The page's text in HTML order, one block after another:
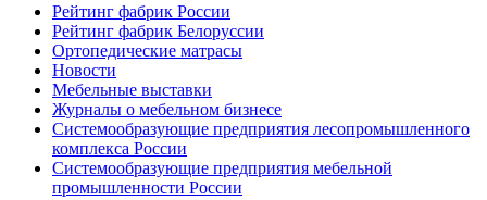
Рейтинг фабрик России
Рейтинг фабрик Белоруссии
Ортопедические матрасы
Новости
Мебельные выставки
Журналы о мебельном бизнесе
Системообразующие предприятия лесопромышленного
комплекса России
Системообразующие предприятия мебельной
промышленности России